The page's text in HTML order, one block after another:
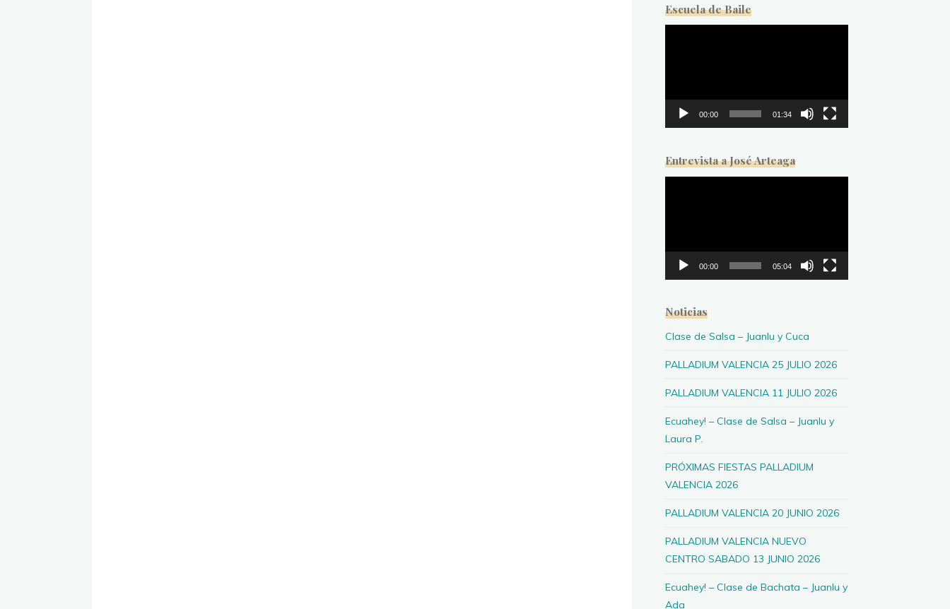
Escuela de Baile
00:00 01:34
Entrevista a José Arteaga
00:00 05:04
Noticias
Clase de Salsa – Juanlu y Cuca
PALLADIUM VALENCIA 25 JULIO 2026
PALLADIUM VALENCIA 11 JULIO 2026
Ecuahey! – Clase de Salsa – Juanlu y
Laura P.
PRÓXIMAS FIESTAS PALLADIUM
VALENCIA 2026
PALLADIUM VALENCIA 20 JUNIO 2026
PALLADIUM VALENCIA NUEVO
CENTRO SABADO 13 JUNIO 2026
Ecuahey! – Clase de Bachata – Juanlu y
Ada